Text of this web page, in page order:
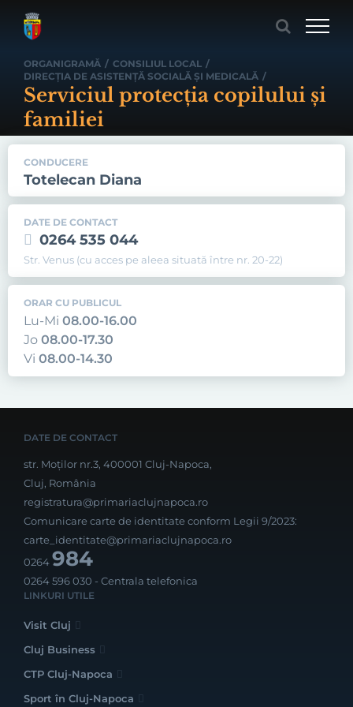
ORGANIGRAMĂ / CONSILIUL LOCAL /
DIRECŢIA DE ASISTENŢĂ SOCIALĂ ŞI MEDICALĂ /
Serviciul protecţia copilului și
familiei
CONDUCERE
Totelecan Diana
DATE DE CONTACT
0264 535 044
Str. Venus (cu acces pe aleea situată între nr. 20-22)
ORAR CU PUBLICUL
Lu-Mi 08.00-16.00
Jo 08.00-17.30
Vi 08.00-14.30
DATE DE CONTACT
str. Moților nr.3, 400001 Cluj-Napoca,
Cluj, România
registratura@primariaclujnapoca.ro
Comunicare carte de identitate conform Legii 9/2023:
carte_identitate@primariaclujnapoca.ro
0264984
0264 596 030 - Centrala telefonica
LINKURI UTILE
Visit Cluj
Cluj Business
CTP Cluj-Napoca
Sport în Cluj-Napoca